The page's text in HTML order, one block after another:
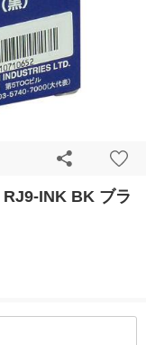
INK BK ブラ